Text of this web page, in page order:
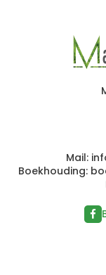
Mail: in
Boekhouding: b